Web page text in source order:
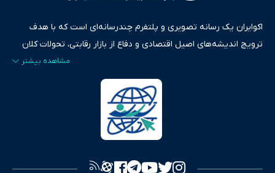
اکوایران یک رسانه تصویری و پلتفرم چندرسانه‌ای است که با هدف
ترویج اندیشه‌های اصیل اقتصادی و دفاع از بازار رقابتی، تحولات کلان
ایران و جهان را در قالب‌های ویدیو، پادکست، متن و گزارش‌های تحلیلی
پایش می‌کند. این رسانه به عنوان منبعی دقیق و قابل اعتماد، فراتر از
اطلاع‌رسانی صرف، به تبیین سیاست‌ها و کارکردهای بازارهای مالی،
سرمایه‌گذاری، تجارت و حوزه‌های نوظهور می‌پردازد. اکوایران با پایبندی
به اصول «انصاف، امانت و صداقت»، بستری برای انعکاس آراء متنوع
تصویری شفاف از واقعیت‌های اقتصادی ارائه دهد. ما در اکوایران با